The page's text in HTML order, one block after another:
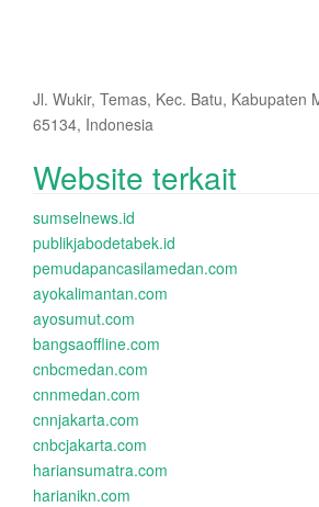
Jl. Wukir, Temas, Kec. Batu, Kabupaten
65134, Indonesia
Website terkait
sumselnews.id
publikjabodetabek.id
pemudapancasilamedan.com
ayokalimantan.com
ayosumut.com
bangsaoffline.com
cnbcmedan.com
cnnmedan.com
cnnjakarta.com
cnbcjakarta.com
hariansumatra.com
harianikn.com